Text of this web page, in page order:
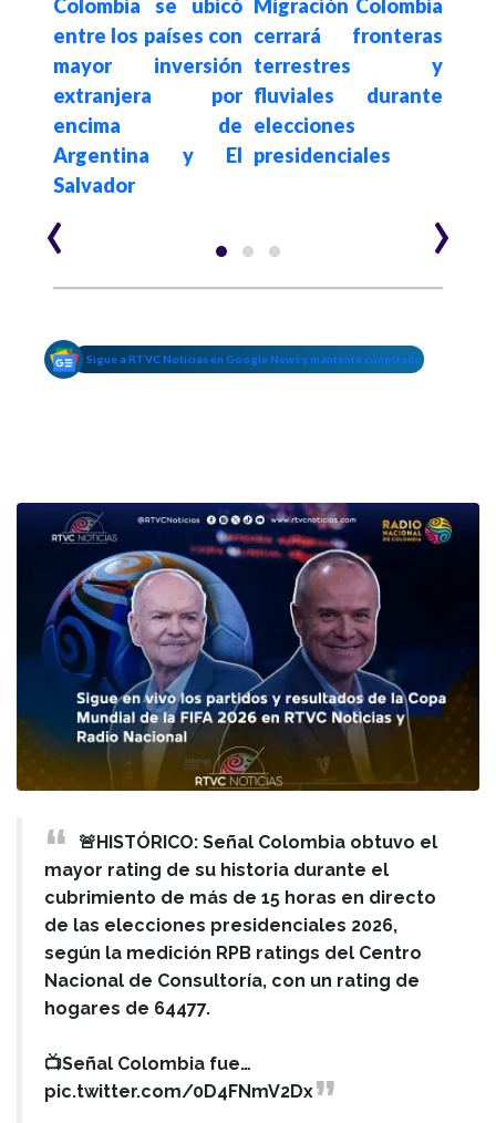
Colombia se ubicó
entre los países con
mayor inversión
extranjera por
encima de
Argentina y El
Salvador
Migración Colombia
cerrará fronteras
terrestres y
fluviales durante
elecciones
presidenciales
‹ ›
Sigue a RTVC Noticias en Google News y mantente conectado
🚨HISTÓRICO: Señal Colombia obtuvo el
mayor rating de su historia durante el
cubrimiento de más de 15 horas en directo
de las elecciones presidenciales 2026,
según la medición RPB ratings del Centro
Nacional de Consultoría, con un rating de
hogares de 64477.
📺Señal Colombia fue…
pic.twitter.com/0D4FNmV2Dx